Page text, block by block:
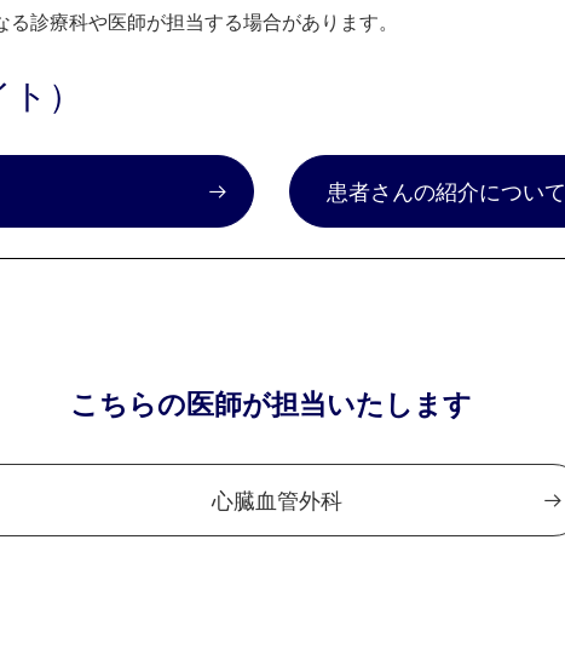
診療科や医師が担当する場合があります。
）
患者さんの紹介について
こちらの医師が担当いたします
心臓血管外科